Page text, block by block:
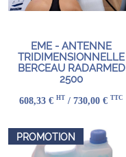
EME - ANTENNE
TRIDIMENSIONNELLE
BERCEAU RADARMED
2500
608,33 € HT / 730,00 € TTC
PROMOTION